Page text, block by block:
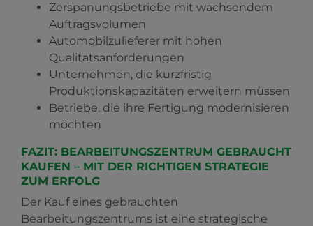
Zerspanungsbetriebe mit wachsendem
Auftragsvolumen
Automobilzulieferer mit hohen
Qualitätsanforderungen
Unternehmen, die kurzfristig
Produktionskapazitäten erweitern müssen
Betriebe, die ihre Fertigung modernisieren
möchten
FAZIT: BEARBEITUNGSZENTRUM GEBRAUCHT
KAUFEN – MIT DER RICHTIGEN STRATEGIE
ZUM ERFOLG
Der Kauf eines gebrauchten
Bearbeitungszentrums ist eine strategische